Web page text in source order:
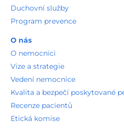
Duchovní služby
Program prevence
O nás
O nemocnici
Vize a strategie
Vedení nemocnice
Kvalita a bezpečí poskytované
Recenze pacientů
Etická komise